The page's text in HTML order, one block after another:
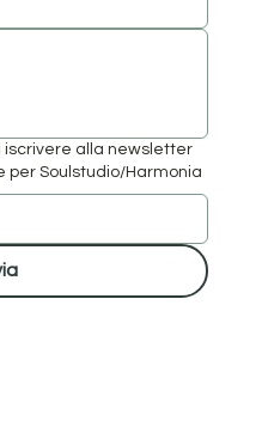
iscrivere alla newsletter
per Soulstudio/Harmonia